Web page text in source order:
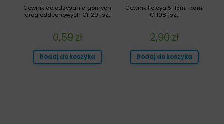
Cewnik Foleya 5-15ml rozm.
CH08 1szt
2,90 zł
Dodaj do koszyka
Cewnik do odsysania górnych
dróg oddechowych CH20 1szt
0,59 zł
Dodaj do koszyka